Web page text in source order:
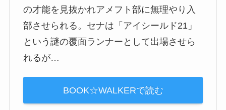
の才能を見抜かれアメフト部に無理やり入
部させられる。セナは「アイシールド21」
という謎の覆面ランナーとして出場させら
れるが…
BOOK☆WALKERで読む